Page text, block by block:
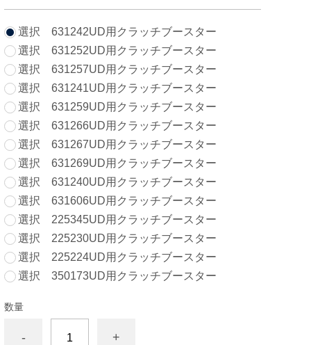
選択 631242UD用クラッチブースター
選択 631252UD用クラッチブースター
選択 631257UD用クラッチブースター
選択 631241UD用クラッチブースター
選択 631259UD用クラッチブースター
選択 631266UD用クラッチブースター
選択 631267UD用クラッチブースター
選択 631269UD用クラッチブースター
選択 631240UD用クラッチブースター
選択 631606UD用クラッチブースター
選択 225345UD用クラッチブースター
選択 225230UD用クラッチブースター
選択 225224UD用クラッチブースター
選択 350173UD用クラッチブースター
数量
- +